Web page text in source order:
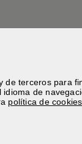
de terceros para
de
política de cookies